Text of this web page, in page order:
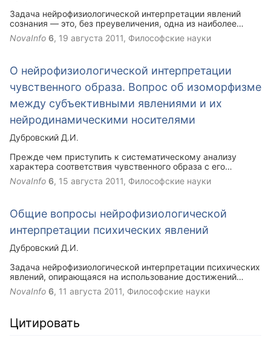
Задача нейрофизиологической интерпретации явлений
сознания — это, без преувеличения, одна из наиболее
трудных, многоплановых и вместе с тем фундаментальных
задач научного познания, которое пока еще находится
NovaInfo 6, 19 августа 2011, Философские науки
О нейрофизиологической интерпретации
чувственного образа. Вопрос об изоморфизме
между субъективными явлениями и их
нейродинамическими носителями
Дубровский Д.И.
Прежде чем приступить к систематическому анализу
характера соответствия чувственного образа с его
нейродинамическим носителем, необходимо обсудить один
принципиальный вопрос, а именно: является ли
пределах головного мозга (т. е. рассмотрение его в
качестве некоторой центральной нейродинамической
организации) или же нейродинамический субстрат
чувственного образа должен относиться только к
целостному анализаторному контуру, включающему
афферентные и эфферентные звенья.
NovaInfo 6, 15 августа 2011, Философские науки
Общие вопросы нейрофизиологической
интерпретации психических явлений
Дубровский Д.И.
Задача нейрофизиологической интерпретации психических
явлений, опирающаяся на использование достижений
кибернетики, представляет одно из важнейших
направлений теоретического объяснения психических
самих психологов, что является весьма обнадеживающим
NovaInfo 6, 11 августа 2011, Философские науки
Цитировать